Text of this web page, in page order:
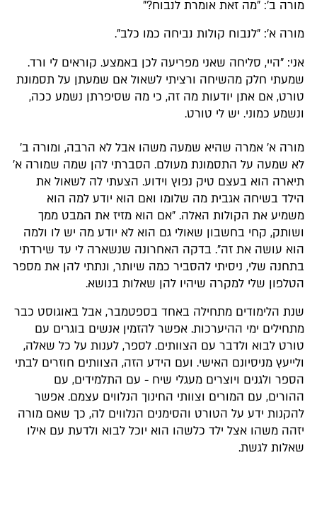
מורה ב': "מה זאת אומרת לנבוח?"
מורה א': "לנבוח קולות נביחה כמו כלב".
אני: "היי, סליחה שאני מפריעה לכן באמצע. קוראים לי ורד.
שמעתי חלק מהשיחה ורציתי לשאול אם שמעתן על תסמונת
טורט, אם אתן יודעות מה זה, כי מה שסיפרתן נשמע ככה,
ונשמע כמוני. יש לי טורט.
מורה א' אמרה שהיא שמעה משהו אבל לא הרבה, ומורה ב'
לא שמעה על התסמונת מעולם. הסברתי להן שמה שמורה א'
תיארה הוא בעצם טיק נפוץ וידוע. הצעתי לה לשאול את
הילד בשיחה אגבית מה שלומו ואם הוא יודע למה הוא
משמיע את הקולות האלה. "אם הוא מזיז את המבט ממך
ושותק, קחי בחשבון שאולי גם הוא לא יודע מה יש לו ולמה
הוא עושה את זה". בדקה האחרונה שנשארה לי עד שירדתי
בתחנה שלי, ניסיתי להסביר כמה שיותר, ונתתי להן את מספר
הטלפון שלי למקרה שיהיו להן שאלות בנושא.
שנת הלימודים מתחילה באחד בספטמבר, אבל באוגוסט כבר
מתחילים ימי ההיערכות. אפשר להזמין אנשים בוגרים עם
טורט לבוא ולדבר עם הצוותים. לספר, לענות על כל שאלה,
ולייעץ מניסיונם האישי. ועם הידע הזה, הצוותים חוזרים לבתי
הספר ולגנים ויוצרים מעגלי שיח - עם התלמידים, עם
ההורים, עם המורים וצוותי החינוך הנלווים עצמם. אפשר
להקנות ידע על הטורט והסימנים הנלווים לה, כך שאם מורה
יזהה משהו אצל ילד כלשהו הוא יוכל לבוא ולדעת עם אילו
שאלות לגשת.